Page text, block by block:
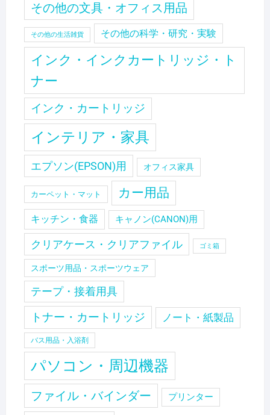
その他の文具・オフィス用品
その他の生活雑貨 その他の科学・研究・実験
インク・インクカートリッジ・ト
ナー
インク・カートリッジ
インテリア・家具
エプソン(EPSON)用 オフィス家具
カーペット・マット カー用品
キッチン・食器 キャノン(CANON)用
クリアケース・クリアファイル ゴミ箱
スポーツ用品・スポーツウェア
テープ・接着用具
トナー・カートリッジ ノート・紙製品
バス用品・入浴剤
パソコン・周辺機器
ファイル・バインダー プリンター